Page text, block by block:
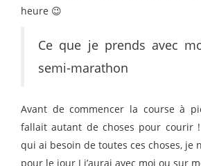
heure 😉
Ce que je prends avec
semi-marathon
Avant de commencer la course à
fallait autant de choses pour courir !
qui ai besoin de toutes ces choses, je
pour le jour J j’aurai avec moi ou sur